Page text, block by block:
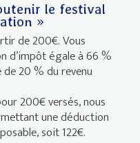
le festival
»
de 200€. Vous
d’impôt égale à 66 %
20 % du revenu
200€ versés, nous
une déduction
soit 122€.